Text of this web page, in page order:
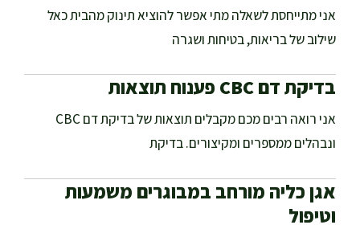
אני מתייחסת לשאלה מתי אפשר להוציא תינוק מהבית כאל
שילוב של בריאות, בטיחות ושגרה
בדיקת דם CBC פענוח תוצאות
אני רואה רבים מכם מקבלים תוצאות של בדיקת דם CBC
ונבהלים ממספרים ומקיצורים. בדיקת
אגן כליה מורחב במבוגרים משמעות
וטיפול